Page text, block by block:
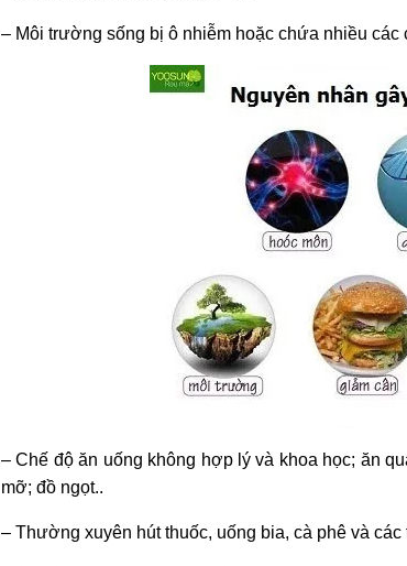
– Môi trường sống bị ô nhiễm hoặc chứa nhiều
– Chế độ ăn uống không hợp lý và khoa học; ăn
mỡ; đồ ngọt..
– Thường xuyên hút thuốc, uống bia, cà phê và